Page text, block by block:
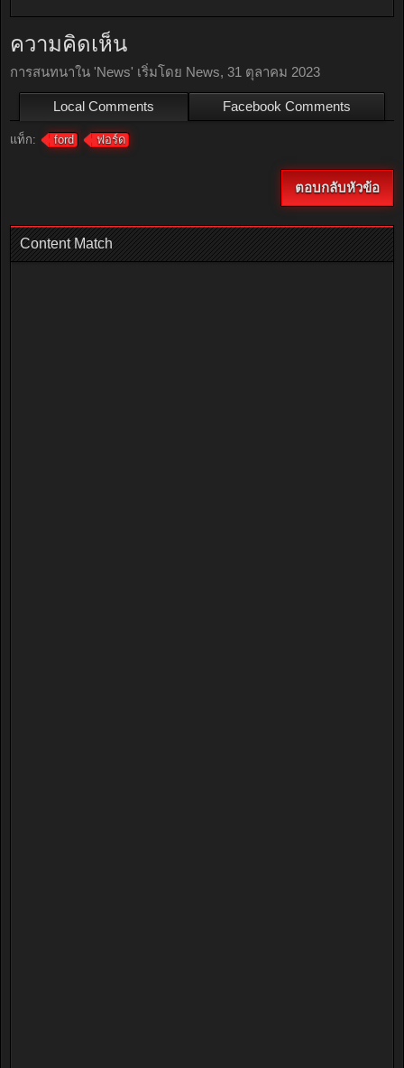
ความคิดเห็น
การสนทนาใน 'News' เริ่มโดย News, 31 ตุลาคม 2023
Local Comments Facebook Comments
แท็ก: ford ฟอร์ด
ตอบกลับหัวข้อ
Content Match